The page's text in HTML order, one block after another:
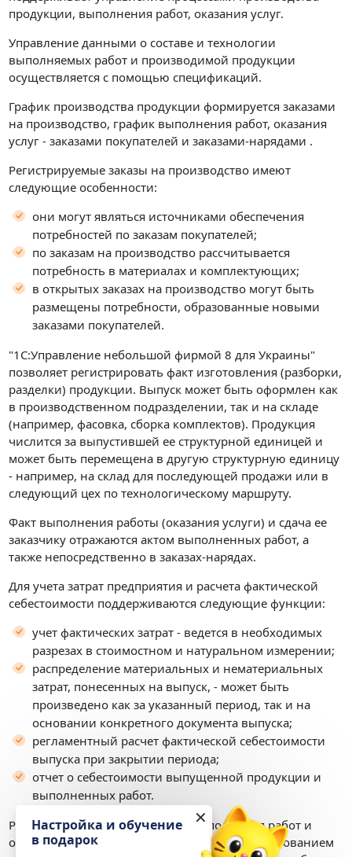
продукции, выполнения работ, оказания услуг.
Управление данными о составе и технологии
выполняемых работ и производимой продукции
осуществляется с помощью спецификаций.
График производства продукции формируется заказами
на производство, график выполнения работ, оказания
услуг - заказами покупателей и заказами-нарядами .
Регистрируемые заказы на производство имеют
следующие особенности:
они могут являться источниками обеспечения
потребностей по заказам покупателей;
по заказам на производство рассчитывается
потребность в материалах и комплектующих;
в открытых заказах на производство могут быть
размещены потребности, образованные новыми
заказами покупателей.
"1С:Управление небольшой фирмой 8 для Украины"
позволяет регистрировать факт изготовления (разборки,
разделки) продукции. Выпуск может быть оформлен как
в производственном подразделении, так и на складе
(например, фасовка, сборка комплектов). Продукция
числится за выпустившей ее структурной единицей и
может быть перемещена в другую структурную единицу
- например, на склад для последующей продажи или в
следующий цех по технологическому маршруту.
Факт выполнения работы (оказания услуги) и сдача ее
заказчику отражаются актом выполненных работ, а
также непосредственно в заказах-нарядах.
Для учета затрат предприятия и расчета фактической
себестоимости поддерживаются следующие функции:
учет фактических затрат - ведется в необходимых
разрезах в стоимостном и натуральном измерении;
распределение материальных и нематериальных
затрат, понесенных на выпуск, - может быть
произведено как за указанный период, так и на
основании конкретного документа выпуска;
регламентный расчет фактической себестоимости
выпуска при закрытии периода;
отчет о себестоимости выпущенной продукции и
выполненных работ.
Реализован простой механизм выполнения работ и
оказания услуг в небольших фирмах с использованием
✕
Настройка и обучение
в подарок